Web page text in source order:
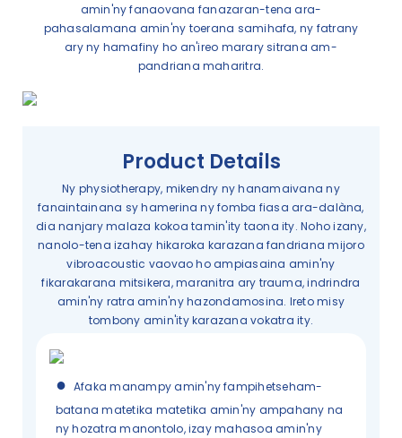
amin'ny fanaovana fanazaran-tena ara-
pahasalamana amin'ny toerana samihafa, ny fatrany
ary ny hamafiny ho an'ireo marary sitrana am-
pandriana maharitra.
Product Details
Ny physiotherapy, mikendry ny hanamaivana ny
fanaintainana sy hamerina ny fomba fiasa ara-dalàna,
dia nanjary malaza kokoa tamin'ity taona ity. Noho izany,
nanolo-tena izahay hikaroka karazana fandriana mijoro
vibroacoustic vaovao ho ampiasaina amin'ny
fikarakarana mitsikera, maranitra ary trauma, indrindra
amin'ny ratra amin'ny hazondamosina. Ireto misy
tombony amin'ity karazana vokatra ity.
● Afaka manampy amin'ny fampihetseham-
batana matetika matetika amin'ny ampahany na
ny hozatra manontolo, izay mahasoa amin'ny